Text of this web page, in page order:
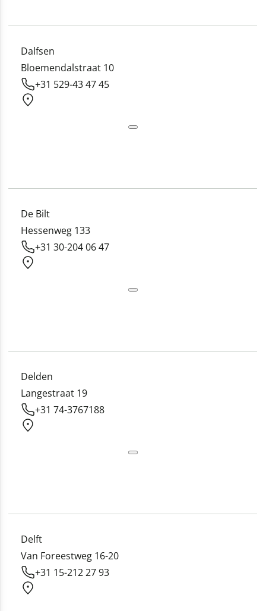
Dalfsen
Bloemendalstraat 10
+31 529-43 47 45
De Bilt
Hessenweg 133
+31 30-204 06 47
Delden
Langestraat 19
+31 74-3767188
Delft
Van Foreestweg 16-20
+31 15-212 27 93